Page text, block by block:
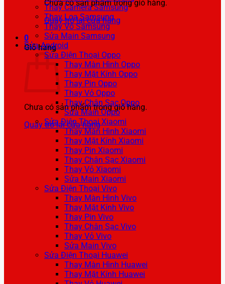
Chưa có sản phẩm trong giỏ hàng.
Quay trở lại cửa hàng
0
Giỏ hàng
Chưa có sản phẩm trong giỏ hàng.
Quay trở lại cửa hàng
Thay Camera Samsung
Thay Loa Samsung
Thay Vỏ Samsung
Sửa Main Samsung
Sửa Android
Sửa Điện Thoại Oppo
Thay Màn Hình Oppo
Thay Mặt Kính Oppo
Thay Pin Oppo
Thay Vỏ Oppo
Thay Chân Sạc Oppo
Sửa Main Oppo
Sửa Điện Thoại Xiaomi
Thay Màn Hình Xiaomi
Thay Mặt Kính Xiaomi
Thay Pin Xiaomi
Thay Chân Sạc Xiaomi
Thay Vỏ Xiaomi
Sửa Main Xiaomi
Sửa Điện Thoại Vivo
Thay Màn Hình Vivo
Thay Mặt Kính Vivo
Thay Pin Vivo
Thay Chân Sạc Vivo
Thay Vỏ Vivo
Sửa Main Vivo
Sửa Điện Thoại Huawei
Thay Màn Hình Huawei
Thay Mặt Kính Huawei